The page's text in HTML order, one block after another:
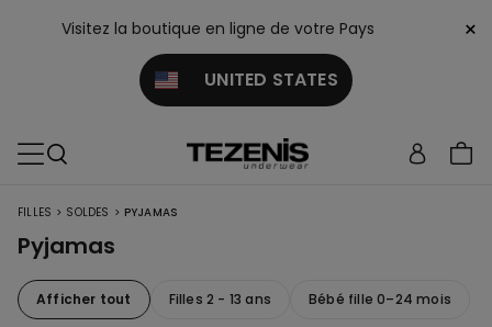
Visitez la boutique en ligne de votre Pays
UNITED STATES
×
FILLES > SOLDES > PYJAMAS
Pyjamas
Afficher tout Filles 2 - 13 ans Bébé fille 0–24 mois